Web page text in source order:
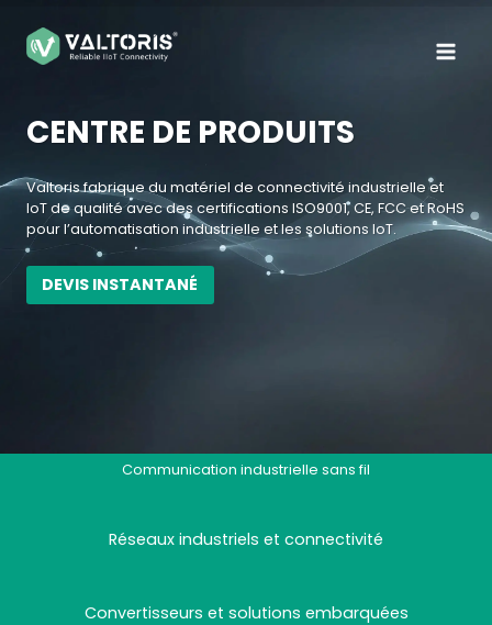
contenu
CENTRE DE PRODUITS
Valtoris fabrique du matériel de connectivité industrielle et
IoT de qualité avec des certifications ISO9001, CE, FCC et RoHS
pour l’automatisation industrielle et les solutions IoT.
DEVIS INSTANTANÉ
Communication industrielle sans fil
Réseaux industriels et connectivité
Convertisseurs et solutions embarquées